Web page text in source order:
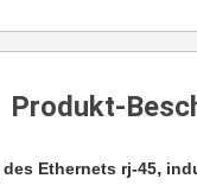
Produkt-
Ethernets rj-45,